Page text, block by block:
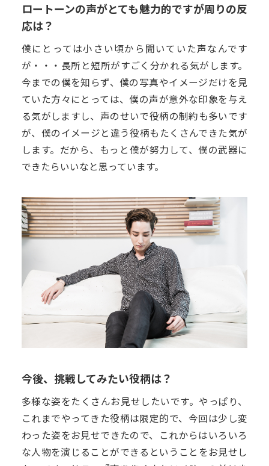
ロートーンの声がとても魅力的ですが周りの反
応は？
僕にとっては小さい頃から聞いていた声なんです
が・・・長所と短所がすごく分かれる気がします。
今までの僕を知らず、僕の写真やイメージだけを見
ていた方々にとっては、僕の声が意外な印象を与え
る気がしますし、声のせいで役柄の制約も多いです
が、僕のイメージと違う役柄もたくさんできた気が
します。だから、もっと僕が努力して、僕の武器に
できたらいいなと思っています。
今後、挑戦してみたい役柄は？
多様な姿をたくさんお見せしたいです。やっぱり、
これまでやってきた役柄は限定的で、今回は少し変
わった姿をお見せできたので、これからはいろいろ
な人物を演じることができるということをお見せし